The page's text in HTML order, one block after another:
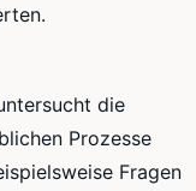
die
Prozesse
Fragen